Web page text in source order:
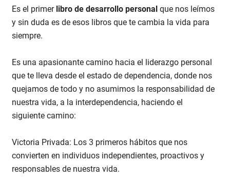
Es el primer libro de desarrollo personal que nos leímos
y sin duda es de esos libros que te cambia la vida para
siempre.
Es una apasionante camino hacia el liderazgo personal
que te lleva desde el estado de dependencia, donde nos
quejamos de todo y no asumimos la responsabilidad de
nuestra vida, a la interdependencia, haciendo el
siguiente camino:
Victoria Privada: Los 3 primeros hábitos que nos
convierten en individuos independientes, proactivos y
responsables de nuestra vida.